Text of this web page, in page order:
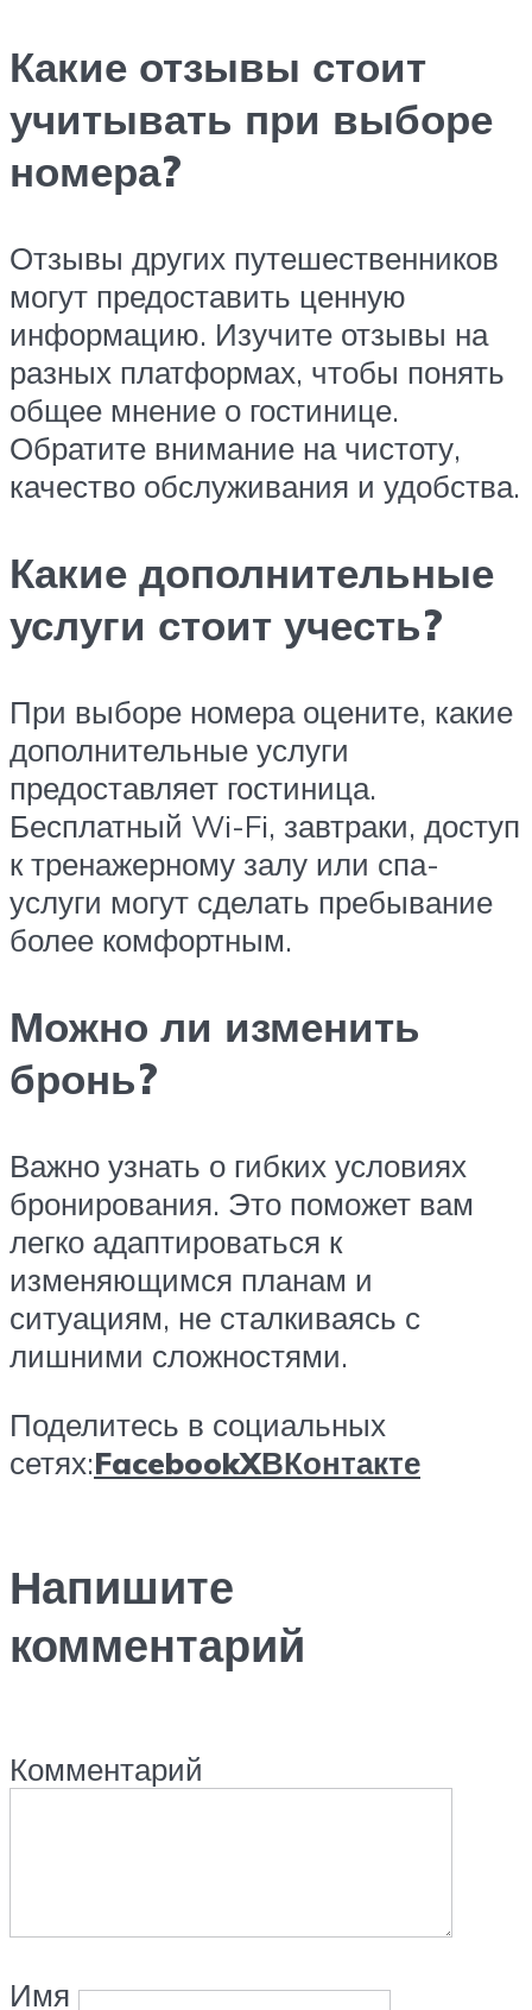
Какие отзывы стоит
учитывать при выборе
номера?
Отзывы других путешественников
могут предоставить ценную
информацию. Изучите отзывы на
разных платформах, чтобы понять
общее мнение о гостинице.
Обратите внимание на чистоту,
качество обслуживания и удобства.
Какие дополнительные
услуги стоит учесть?
При выборе номера оцените, какие
дополнительные услуги
предоставляет гостиница.
Бесплатный Wi-Fi, завтраки, доступ
к тренажерному залу или спа-
услуги могут сделать пребывание
более комфортным.
Можно ли изменить
бронь?
Важно узнать о гибких условиях
бронирования. Это поможет вам
легко адаптироваться к
изменяющимся планам и
ситуациям, не сталкиваясь с
лишними сложностями.
Поделитесь в социальных
сетях:FacebookXВКонтакте
Напишите
комментарий
Комментарий
Имя